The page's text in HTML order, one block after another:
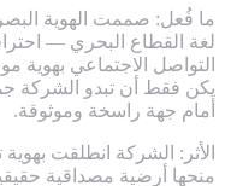
ما فُعل: صممت الهوية
لغة القطاع البحري —
التواصل الاجتماعي
يكن فقط أن تبدو الشركة
أمام جهة راسخة وموثوقة.
الأثر: الشركة انطلقت
منحها أرضية مصداقية